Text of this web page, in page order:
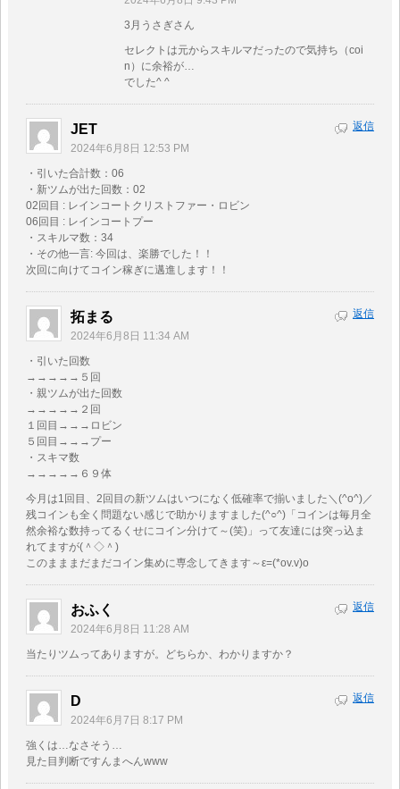
3月うさぎさん
セレクトは元からスキルマだったので気持ち（coi
n）に余裕が…
でした^ ^
JET
2024年6月8日 12:53 PM
・引いた合計数：06
・新ツムが出た回数：02
02回目 : レインコートクリストファー・ロビン
06回目 : レインコートプー
・スキルマ数：34
・その他一言: 今回は、楽勝でした！！
次回に向けてコイン稼ぎに邁進します！！
返信
拓まる
2024年6月8日 11:34 AM
・引いた回数
→→→→→５回
・親ツムが出た回数
→→→→→２回
１回目→→→ロビン
５回目→→→プー
・スキマ数
→→→→→６９体
今月は1回目、2回目の新ツムはいつになく低確率で揃いました＼(^o^)／
残コインも全く問題ない感じで助かりますました(^○^)「コインは毎月全
然余裕な数持ってるくせにコイン分けて～(笑)」って友達には突っ込ま
れてますが(＾◇＾)
このまままだまだコイン集めに専念してきます～ε=(*ov.v)o
返信
おふく
2024年6月8日 11:28 AM
当たりツムってありますが。どちらか、わかりますか？
返信
D
2024年6月7日 8:17 PM
強くは…なさそう…
見た目判断ですんまへんwww
返信